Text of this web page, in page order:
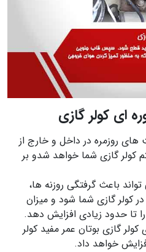
ای کولر گازی
های روزمره در داخل و خارج از
کولر گازی شما خواهد شدو بر
باعث گرفتگی روزنه ها،
کولر گازی شما شود و میزان
تا حدود زیادی افزایش دهد.
گازی بوتان عمر مفید کولر